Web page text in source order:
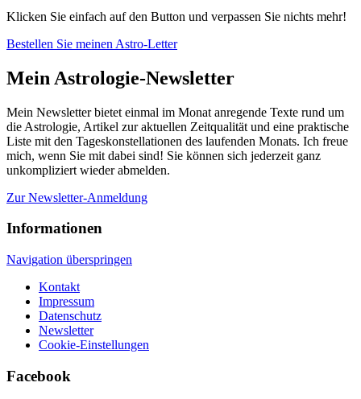
Klicken Sie einfach auf den Button und verpassen Sie nichts mehr!
Bestellen Sie meinen Astro-Letter
Mein Astrologie-Newsletter
Mein Newsletter bietet einmal im Monat anregende Texte rund um
die Astrologie, Artikel zur aktuellen Zeitqualität und eine praktische
Liste mit den Tageskonstellationen des laufenden Monats. Ich freue
mich, wenn Sie mit dabei sind! Sie können sich jederzeit ganz
unkompliziert wieder abmelden.
Zur Newsletter-Anmeldung
Informationen
Navigation überspringen
Kontakt
Impressum
Datenschutz
Newsletter
Cookie-Einstellungen
Facebook